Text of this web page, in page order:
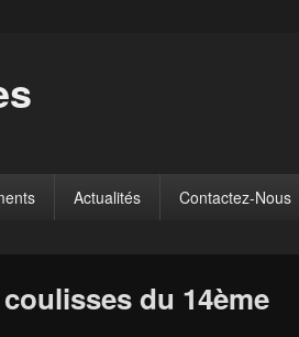
Actualités Contactez-Nous
du 14ème